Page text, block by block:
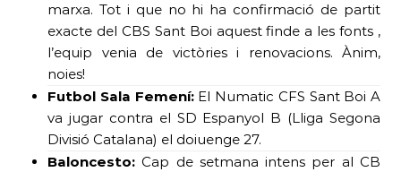
marxa. Tot i que no hi ha confirmació de partit
exacte del CBS Sant Boi aquest finde a les fonts ,
l’equip venia de victòries i renovacions. Ànim,
noies!
Futbol Sala Femení:El Numatic CFS Sant Boi A
va jugar contra el SD Espanyol B (Lliga Segona
Divisió Catalana) el doiuenge 27.
Baloncesto: Cap de setmana intens per al CB